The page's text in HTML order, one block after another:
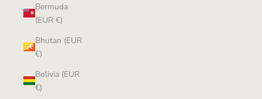
Bermuda
(EUR €)
Bhutan (EUR
€)
Bolivia (EUR
€)